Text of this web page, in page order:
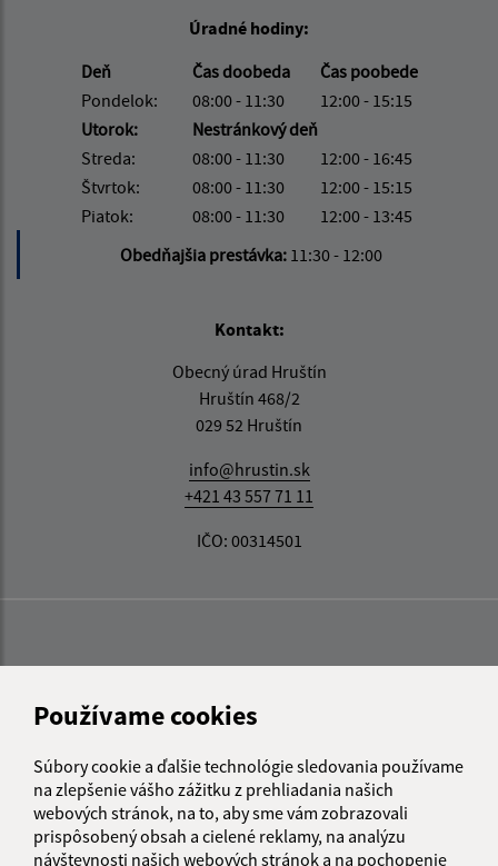
Používame cookies
Súbory cookie a ďalšie technológie sledovania používame
na zlepšenie vášho zážitku z prehliadania našich
webových stránok, na to, aby sme vám zobrazovali
prispôsobený obsah a cielené reklamy, na analýzu
návštevnosti našich webových stránok a na pochopenie
Úradné hodiny:
Deň
Čas doobeda
Čas poobede
Pondelok:
08:00 - 11:30
12:00 - 15:15
Utorok:
Nestránkový deň
Streda:
08:00 - 11:30
12:00 - 16:45
Štvrtok:
08:00 - 11:30
12:00 - 15:15
Piatok:
08:00 - 11:30
12:00 - 13:45
Obedňajšia prestávka: 11:30 - 12:00
Kontakt:
Obecný úrad Hruštín
Hruštín 468/2
029 52 Hruštín
info@hrustin.sk
+421 43 557 71 11
IČO: 00314501